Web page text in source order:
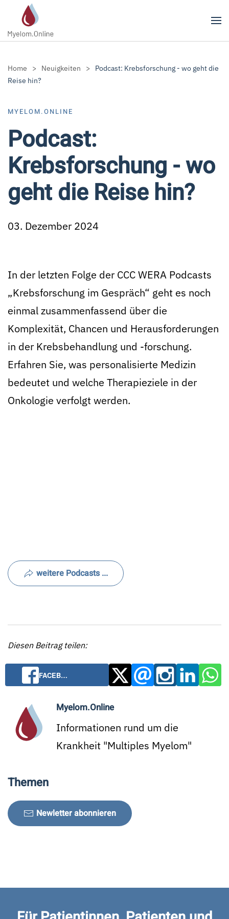
Zum Hauptinhalt springen
Home Neuigkeiten
Podcast: Krebsforschung - wo geht die
Reise hin?
MYELOM.ONLINE
Podcast:
Krebsforschung - wo
geht die Reise hin?
03. Dezember 2024
In der letzten Folge der CCC WERA Podcasts
„Krebsforschung im Gespräch“ geht es noch
einmal zusammenfassend über die
Komplexität, Chancen und Herausforderungen
in der Krebsbehandlung und -forschung.
Erfahren Sie, was personalisierte Medizin
bedeutet und welche Therapieziele in der
Onkologie verfolgt werden.
weitere Podcasts ...
Diesen Beitrag teilen:
FACEB…
Myelom.Online
Informationen rund um die
Krankheit "Multiples Myelom"
Themen
Newletter abonnieren